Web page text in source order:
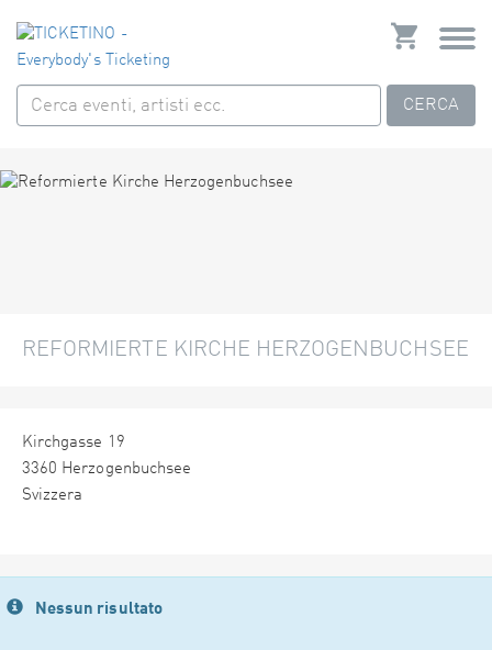
CERCA
REFORMIERTE KIRCHE HERZOGENBUCHSEE
Kirchgasse 19
3360 Herzogenbuchsee
Svizzera
Nessun risultato